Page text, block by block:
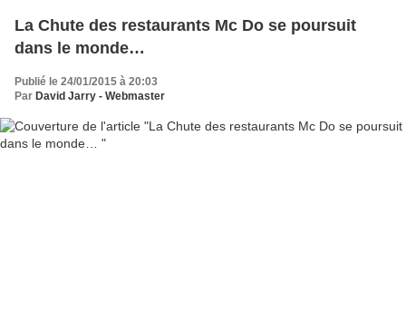
La Chute des restaurants Mc Do se poursuit
dans le monde…
Publié le 24/01/2015 à 20:03
Par David Jarry - Webmaster